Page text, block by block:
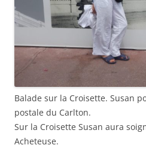
Balade sur la Croisette. Susan
postale du Carlton.
Sur la Croisette Susan aura
Acheteuse.